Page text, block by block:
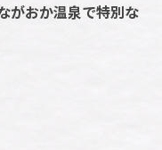
がおか温泉で特別な